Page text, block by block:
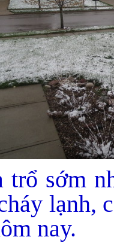
trổ sớm
lạnh,
nay.